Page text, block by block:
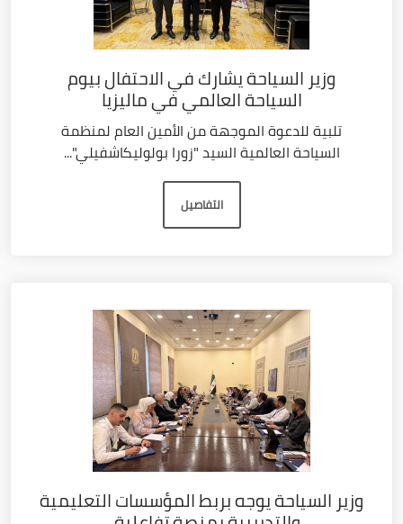
وزير السياحة يشارك في الاحتفال بيوم
السياحة العالمي في ماليزيا
تلبية للدعوة الموجهة من الأمين العام لمنظمة
السياحة العالمية السيد "زورا بولوليكاشفيلي"...
التفاصيل
وزير السياحة يوجه بربط المؤسسات التعليمية